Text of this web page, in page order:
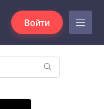
Войти